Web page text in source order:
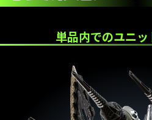
単品内でのユニ